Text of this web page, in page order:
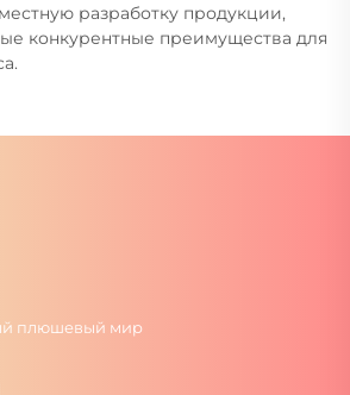
разработку продукции,
конкурентные преимущества для
плюшевый мир